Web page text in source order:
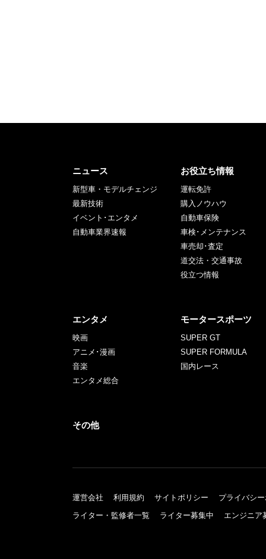
ニュース
新型車・モデルチェンジ
最新技術
イベント･エンタメ
自動車業界速報
お役立ち情報
運転免許
購入ノウハウ
自動車保険
車検･メンテナンス
車売却･査定
道交法・交通事故
役立つ情報
エンタメ
映画
アニメ･漫画
音楽
エンタメ総合
モータースポーツ
SUPER GT
SUPER FORMULA
国内レース
その他
運営会社 利用規約 サイトポリシー
プライバシ
ライター・監修者一覧
ライター募集中 エンジニア